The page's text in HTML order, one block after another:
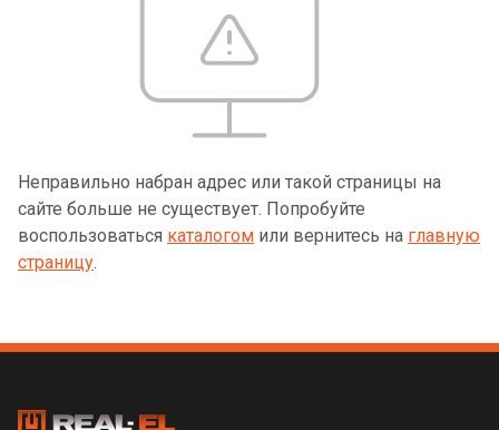
Неправильно набран адрес или такой страницы на
сайте больше не существует. Попробуйте
воспользоваться каталогом или вернитесь на главную
страницу.